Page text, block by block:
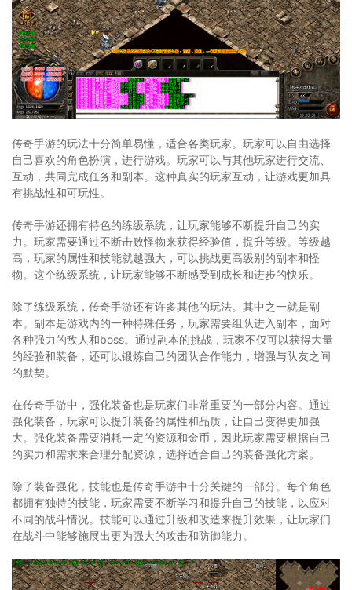
传奇手游的玩法十分简单易懂，适合各类玩家。玩家可以自由选择
自己喜欢的角色扮演，进行游戏。玩家可以与其他玩家进行交流、
互动，共同完成任务和副本。这种真实的玩家互动，让游戏更加具
有挑战性和可玩性。
传奇手游还拥有特色的练级系统，让玩家能够不断提升自己的实
力。玩家需要通过不断击败怪物来获得经验值，提升等级。等级越
高，玩家的属性和技能就越强大，可以挑战更高级别的副本和怪
物。这个练级系统，让玩家能够不断感受到成长和进步的快乐。
除了练级系统，传奇手游还有许多其他的玩法。其中之一就是副
本。副本是游戏内的一种特殊任务，玩家需要组队进入副本，面对
各种强力的敌人和boss。通过副本的挑战，玩家不仅可以获得大量
的经验和装备，还可以锻炼自己的团队合作能力，增强与队友之间
的默契。
在传奇手游中，强化装备也是玩家们非常重要的一部分内容。通过
强化装备，玩家可以提升装备的属性和品质，让自己变得更加强
大。强化装备需要消耗一定的资源和金币，因此玩家需要根据自己
的实力和需求来合理分配资源，选择适合自己的装备强化方案。
除了装备强化，技能也是传奇手游中十分关键的一部分。每个角色
都拥有独特的技能，玩家需要不断学习和提升自己的技能，以应对
不同的战斗情况。技能可以通过升级和改造来提升效果，让玩家们
在战斗中能够施展出更为强大的攻击和防御能力。